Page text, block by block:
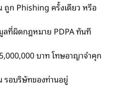
ก Phishing ครั้งเดียว หรือ
ที่ผิดกฎหมาย PDPA ทันที
บาท โทษอาญาจำคุก
รอบริษัทของท่านอยู่